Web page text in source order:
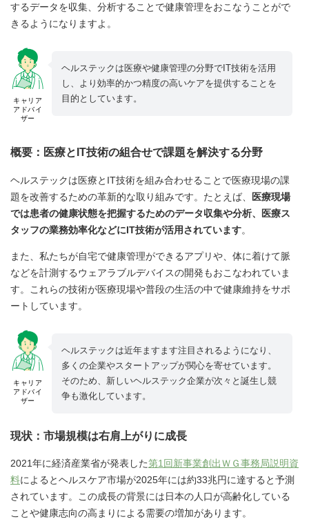
するデータを収集、分析することで健康管理をおこなうことがで
きるようになりますよ。
キャリア
アドバイ
ザー
ヘルステックは医療や健康管理の分野でIT技術を活用
し、より効率的かつ精度の高いケアを提供することを
目的としています。
概要：医療とIT技術の組合せで課題を解決する分野
ヘルステックは医療とIT技術を組み合わせることで医療現場の課
題を改善するための革新的な取り組みです。たとえば、
医療現場
では患者の健康状態を把握するためのデータ収集や分析、医療ス
タッフの業務効率化などにIT技術が活用されています。
また、私たちが自宅で健康管理ができるアプリや、体に着けて脈
などを計測するウェアラブルデバイスの開発もおこなわれていま
す。これらの技術が医療現場や普段の生活の中で健康維持をサポ
ートしています。
キャリア
アドバイ
ザー
ヘルステックは近年ますます注目されるようになり、
多くの企業やスタートアップが関心を寄せています。
そのため、新しいヘルステック企業が次々と誕生し競
争も激化しています。
現状：市場規模は右肩上がりに成長
2021年に経済産業省が発表した第1回新事業創出ＷＧ事務局説明資
料によるとヘルスケア市場が2025年には約33兆円に達すると予測
されています。この成長の背景には日本の人口が高齢化している
ことや健康志向の高まりによる需要の増加があります。